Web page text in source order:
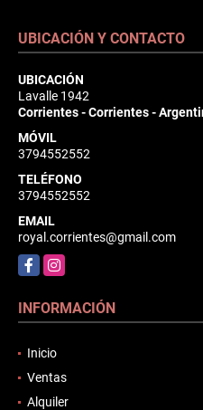
UBICACIÓN Y CONTACTO
UBICACIÓN
Lavalle 1942
Corrientes - Corrientes -
MÓVIL
3794552552
TELÉFONO
3794552552
EMAIL
royal.corrientes@gmail.com
FacebookInstagram
INFORMACIÓN
Inicio
Ventas
Alquiler